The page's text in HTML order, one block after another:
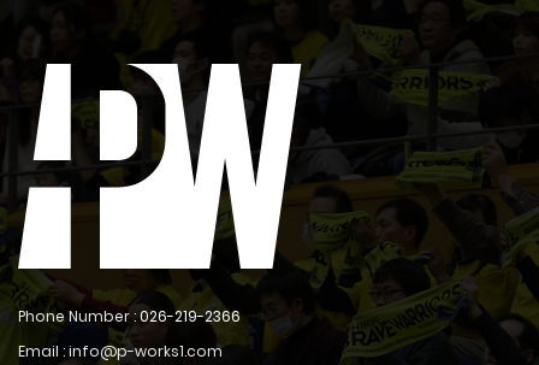
Phone Number :026-219-2366
Email : info@p-works1.com